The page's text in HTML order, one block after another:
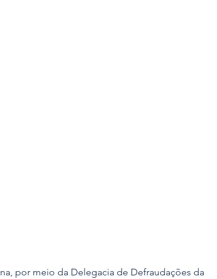
por meio da Delegacia de Defraudações da